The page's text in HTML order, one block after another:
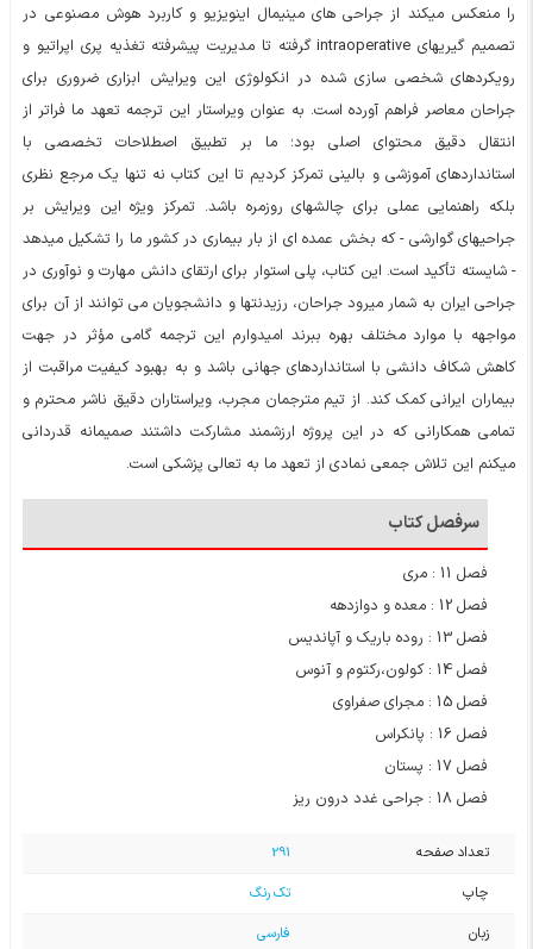
را منعکس میکند از جراحی های مینیمال اینویزیو و کاربرد هوش مصنوعی در
تصمیم گیریهای intraoperative گرفته تا مدیریت پیشرفته تغذیه پری اپراتیو و
رویکردهای شخصی سازی شده در انکولوژی این ویرایش ابزاری ضروری برای
جراحان معاصر فراهم آورده است. به عنوان ویراستار این ترجمه تعهد ما فراتر از
انتقال دقیق محتوای اصلی بود؛ ما بر تطبیق اصطلاحات تخصصی با
استانداردهای آموزشی و بالینی تمرکز کردیم تا این کتاب نه تنها یک مرجع نظری
بلکه راهنمایی عملی برای چالشهای روزمره باشد. تمرکز ویژه این ویرایش بر
جراحیهای گوارشی - که بخش عمده ای از بار بیماری در کشور ما را تشکیل میدهد
- شایسته تأکید است. این کتاب، پلی استوار برای ارتقای دانش مهارت و نوآوری در
جراحی ایران به شمار میرود جراحان، رزیدنتها و دانشجویان می توانند از آن برای
مواجهه با موارد مختلف بهره ببرند امیدوارم این ترجمه گامی مؤثر در جهت
کاهش شکاف دانشی با استانداردهای جهانی باشد و به بهبود کیفیت مراقبت از
بیماران ایرانی کمک کند. از تیم مترجمان مجرب، ویراستاران دقیق ناشر محترم و
تمامی همکارانی که در این پروژه ارزشمند مشارکت داشتند صمیمانه قدردانی
میکنم این تلاش جمعی نمادی از تعهد ما به تعالی پزشکی است.
سرفصل کتاب
فصل 11 : مری
فصل 12 : معده و دوازدهه
فصل 13 : روده باریک و آپاندیس
فصل 14 : کولون،رکتوم و آنوس
فصل 15 : مجرای صفراوی
فصل 16 : پانکراس
فصل 17 : پستان
فصل 18 : جراحی غدد درون ریز
تعداد صفحه
291
چاپ
تک رنگ
زبان
فارسی